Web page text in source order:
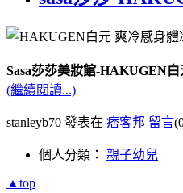
Sasa莎莎美妝館-HAKUGEN
(繼續閱讀...)
stanleyb70 發表在 痞客邦 留言
個人分類： 親子幼兒
▲top